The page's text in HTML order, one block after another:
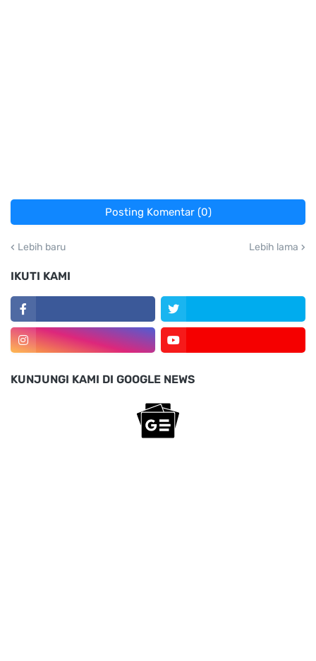
Posting Komentar (0)
Lebih baru Lebih lama
IKUTI KAMI
KUNJUNGI KAMI DI GOOGLE NEWS